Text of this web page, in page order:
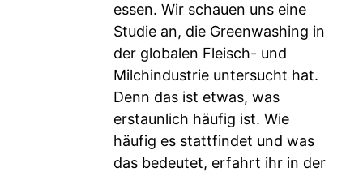
essen. Wir schauen uns eine
Studie an, die Greenwashing in
der globalen Fleisch- und
Milchindustrie untersucht hat.
Denn das ist etwas, was
erstaunlich häufig ist. Wie
häufig es stattfindet und was
das bedeutet, erfahrt ihr in der